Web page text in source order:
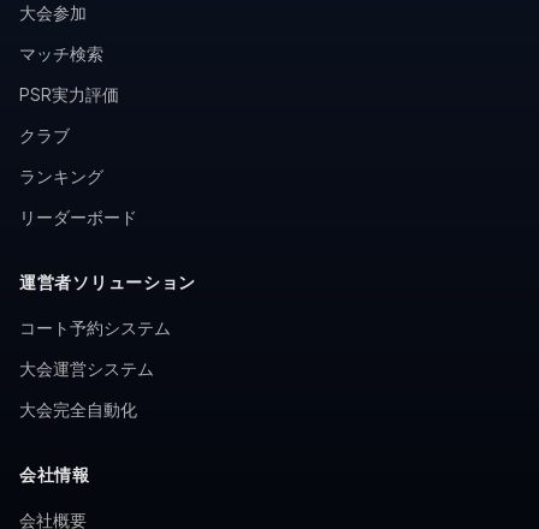
大会参加
マッチ検索
PSR実力評価
クラブ
ランキング
リーダーボード
運営者ソリューション
コート予約システム
大会運営システム
大会完全自動化
会社情報
会社概要